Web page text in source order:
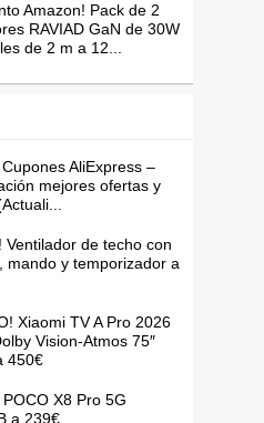
Amazon! Pack de 2
RAVIAD GaN de 30W
de 2 m a 12...
AliExpress –
mejores ofertas y
Ventilador de techo con
mando y temporizador a
Xiaomi TV A Pro 2026
Vision-Atmos 75″
450€
X8 Pro 5G
a 239€